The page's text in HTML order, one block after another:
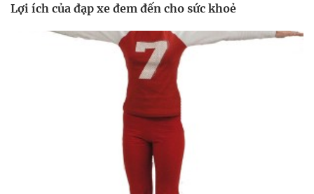
Lợi ích của đạp xe đem đến cho sức khoẻ